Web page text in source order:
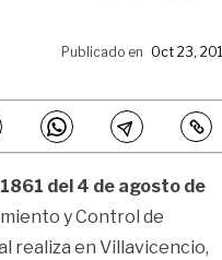
Publicado en Oct 23,
1861 del 4 de agosto de
y Control de
realiza en Villavicencio,